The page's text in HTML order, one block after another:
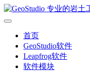
首页
GeoStudio软件
Leapfrog软件
软件模块